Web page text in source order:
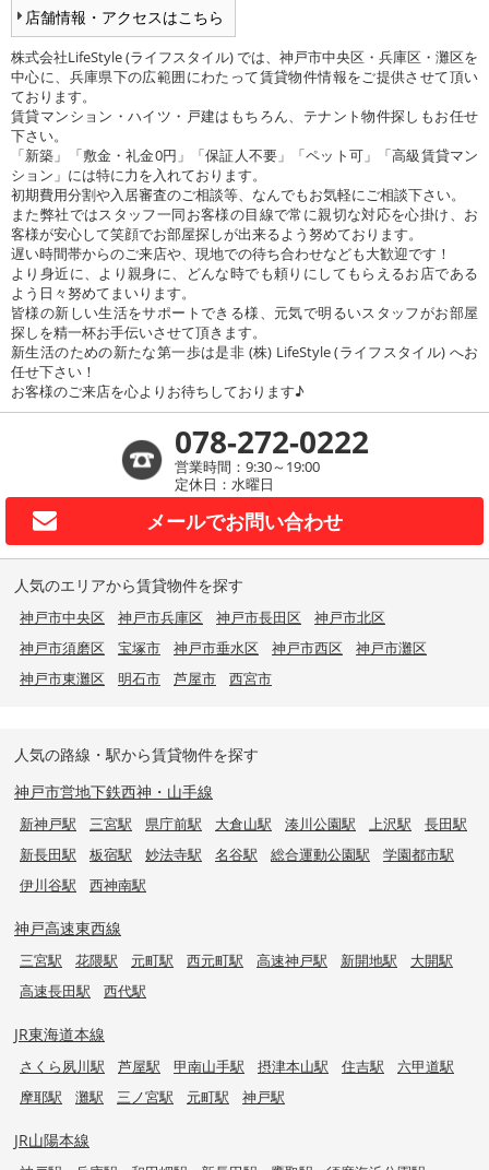
店舗情報・アクセスはこちら
株式会社LifeStyle (ライフスタイル) では、神戸市中央区・兵庫区・灘区を
中心に、兵庫県下の広範囲にわたって賃貸物件情報をご提供させて頂い
ております。
賃貸マンション・ハイツ・戸建はもちろん、テナント物件探しもお任せ
下さい。
「新築」「敷金・礼金0円」「保証人不要」「ペット可」「高級賃貸マン
ション」には特に力を入れております。
初期費用分割や入居審査のご相談等、なんでもお気軽にご相談下さい。
また弊社ではスタッフ一同お客様の目線で常に親切な対応を心掛け、お
客様が安心して笑顔でお部屋探しが出来るよう努めております。
遅い時間帯からのご来店や、現地での待ち合わせなども大歓迎です！
より身近に、より親身に、どんな時でも頼りにしてもらえるお店である
よう日々努めてまいります。
皆様の新しい生活をサポートできる様、元気で明るいスタッフがお部屋
探しを精一杯お手伝いさせて頂きます。
新生活のための新たな第一歩は是非 (株) LifeStyle (ライフスタイル) へお
任せ下さい！
お客様のご来店を心よりお待ちしております♪
078-272-0222
営業時間：9:30～19:00
定休日：水曜日
メールでお問い合わせ
人気のエリアから賃貸物件を探す
神戸市中央区 神戸市兵庫区 神戸市長田区
神戸市北区
神戸市須磨区
宝塚市 神戸市垂水区 神戸市西区
神戸市灘区
神戸市東灘区
明石市 芦屋市 西宮市
人気の路線・駅から賃貸物件を探す
神戸市営地下鉄西神・山手線
新神戸駅 三宮駅 県庁前駅 大倉山駅 湊川公園駅 上沢駅
長田駅
新長田駅
板宿駅 妙法寺駅 名谷駅 総合運動公園駅
学園都市駅
伊川谷駅
西神南駅
神戸高速東西線
三宮駅 花隈駅 元町駅 西元町駅 高速神戸駅 新開地駅
大開駅
高速長田駅
西代駅
JR東海道本線
さくら夙川駅 芦屋駅 甲南山手駅 摂津本山駅 住吉駅
六甲道駅
摩耶駅
灘駅 三ノ宮駅 元町駅 神戸駅
JR山陽本線